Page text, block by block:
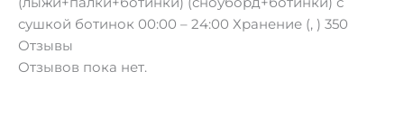
сушкой ботинок 00:00 – 24:00 Хранение (, ) 350
Отзывы
Отзывов пока нет.